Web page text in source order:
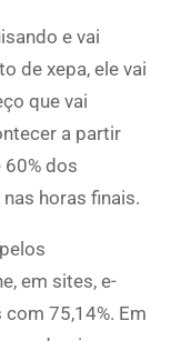
e vai
de xepa, ele vai
que vai
a partir
dos
horas finais.
em sites, e-
75,14%. Em